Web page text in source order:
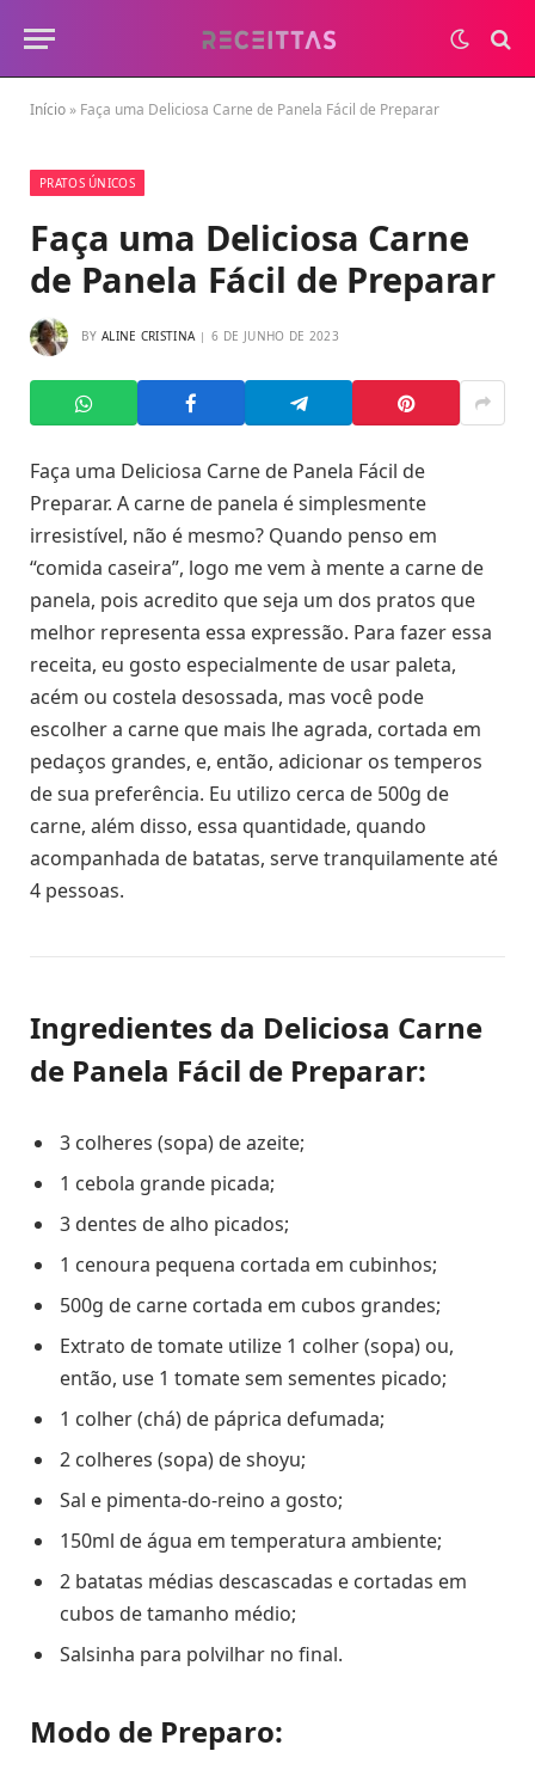
Início » Faça uma Deliciosa Carne de Panela Fácil de Preparar
PRATOS ÚNICOS
Faça uma Deliciosa Carne
de Panela Fácil de Preparar
BY ALINE CRISTINA 6 DE JUNHO DE 2023
Faça uma Deliciosa Carne de Panela Fácil de
Preparar. A carne de panela é simplesmente
irresistível, não é mesmo? Quando penso em
“comida caseira”, logo me vem à mente a carne de
panela, pois acredito que seja um dos pratos que
melhor representa essa expressão. Para fazer essa
receita, eu gosto especialmente de usar paleta,
acém ou costela desossada, mas você pode
escolher a carne que mais lhe agrada, cortada em
pedaços grandes, e, então, adicionar os temperos
de sua preferência. Eu utilizo cerca de 500g de
carne, além disso, essa quantidade, quando
acompanhada de batatas, serve tranquilamente até
4 pessoas.
Ingredientes da Deliciosa Carne
de Panela Fácil de Preparar:
3 colheres (sopa) de azeite;
1 cebola grande picada;
3 dentes de alho picados;
1 cenoura pequena cortada em cubinhos;
500g de carne cortada em cubos grandes;
Extrato de tomate utilize 1 colher (sopa) ou,
então, use 1 tomate sem sementes picado;
1 colher (chá) de páprica defumada;
2 colheres (sopa) de shoyu;
Sal e pimenta-do-reino a gosto;
150ml de água em temperatura ambiente;
2 batatas médias descascadas e cortadas em
cubos de tamanho médio;
Salsinha para polvilhar no final.
Modo de Preparo: